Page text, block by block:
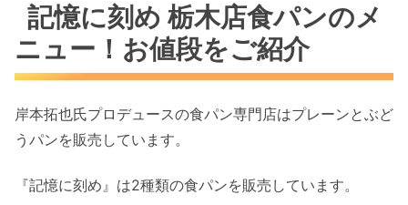
記憶に刻め 栃木店食パンのメ
ニュー！お値段をご紹介
岸本拓也氏プロデュースの食パン専門店はプレーンとぶど
うパンを販売しています。
『記憶に刻め』は2種類の食パンを販売しています。